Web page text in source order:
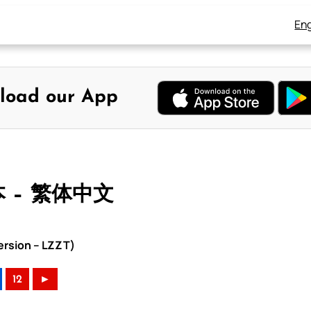
our App
– 繁体中文
– LZZT)
12 ►